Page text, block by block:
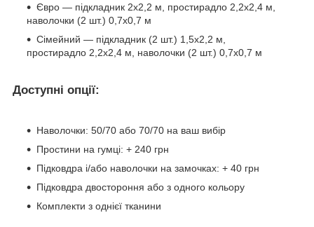
Євро — підкладник 2х2,2 м, простирадло 2,2х2,4 м,
наволочки (2 шт.) 0,7х0,7 м
Сімейний — підкладник (2 шт.) 1,5х2,2 м,
простирадло 2,2х2,4 м, наволочки (2 шт.) 0,7х0,7 м
Доступні опції:
Наволочки: 50/70 або 70/70 на ваш вибір
Простини на гумці: + 240 грн
Підковдра і/або наволочки на замочках: + 40 грн
Підковдра двостороння або з одного кольору
Комплекти з однієї тканини